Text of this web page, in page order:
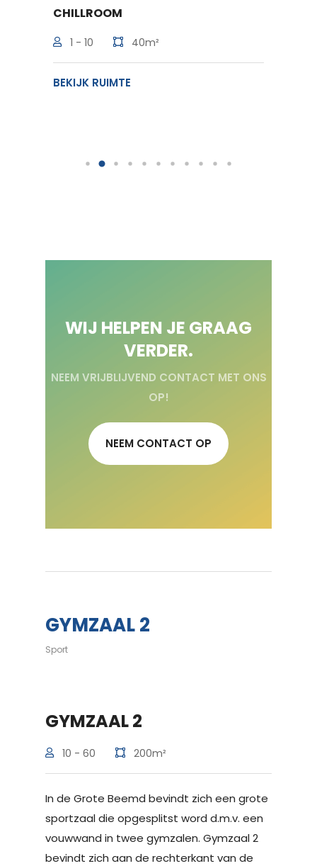
CHILLROOM
1 - 10 40m²
BEKIJK RUIMTE
WIJ HELPEN JE GRAAG
VERDER.
NEEM VRIJBLIJVEND CONTACT MET ONS
OP!
NEEM CONTACT OP
GYMZAAL 2
Sport
GYMZAAL 2
10 - 60 200m²
In de Grote Beemd bevindt zich een grote
sportzaal die opgesplitst word d.m.v. een
vouwwand in twee gymzalen. Gymzaal 2
bevindt zich aan de rechterkant van de